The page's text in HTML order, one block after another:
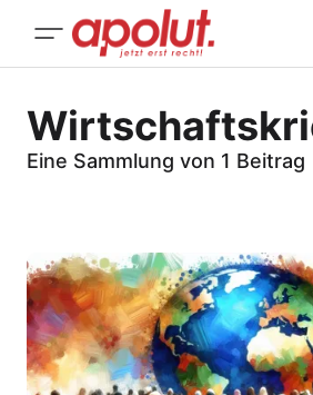
Eine Sammlung von 1 Beitrag